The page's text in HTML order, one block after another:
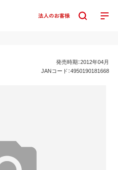
発売時期：2012年04月
JANコード：4950190181668